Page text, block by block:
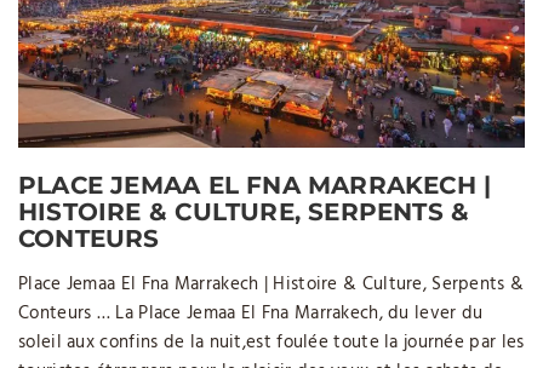
PLACE JEMAA EL FNA MARRAKECH |
HISTOIRE & CULTURE, SERPENTS &
CONTEURS
Place Jemaa El Fna Marrakech | Histoire & Culture, Serpents &
Conteurs … La Place Jemaa El Fna Marrakech, du lever du
soleil aux confins de la nuit,est foulée toute la journée par les